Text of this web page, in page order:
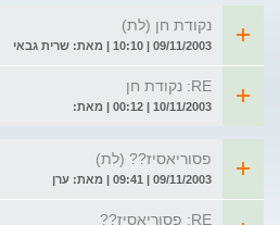
נקודת חן (לת)
09/11/2003 | 10:10 | מאת: שרית גבאי
RE: נקודת חן
10/11/2003 | 00:12 | מאת:
פסוריאסיז?? (לת)
09/11/2003 | 09:41 | מאת: ערן
RE: פסוריאסיז??